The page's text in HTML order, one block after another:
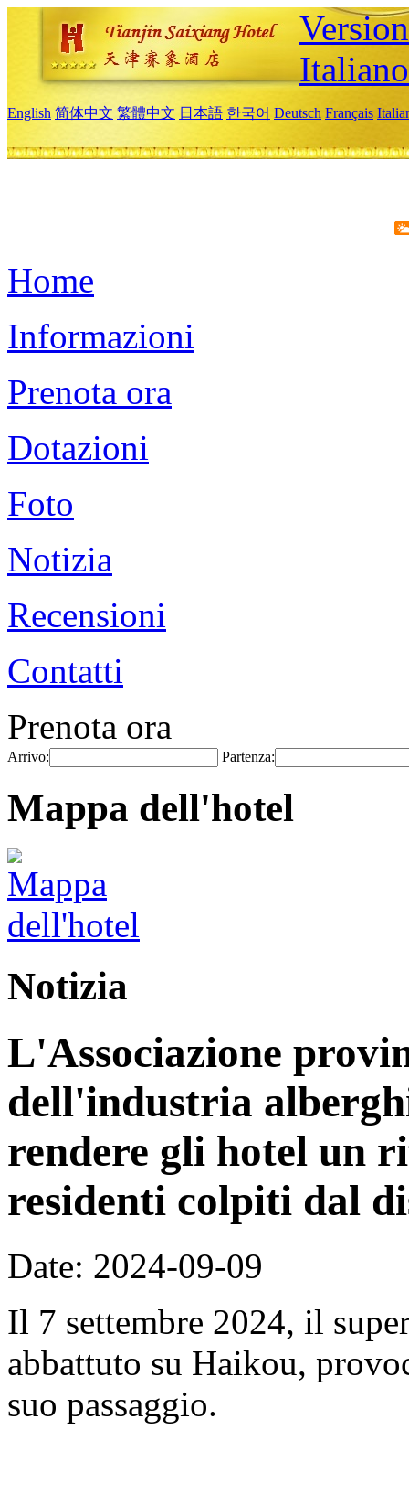
Italiano
English 简体中文 繁體中文 日本語 한국어 Deutsch Français
Home
Informazioni
Prenota ora
Dotazioni
Foto
Notizia
Recensioni
Contatti
Prenota ora
Arrivo: Partenza:
Mappa dell'hotel
Notizia
L'Associazione
dell'industria
rendere gli hotel un
residenti colpiti dal
Date: 2024-09-09
Il 7 settembre 2024, il
abbattuto su Haikou,
suo passaggio.